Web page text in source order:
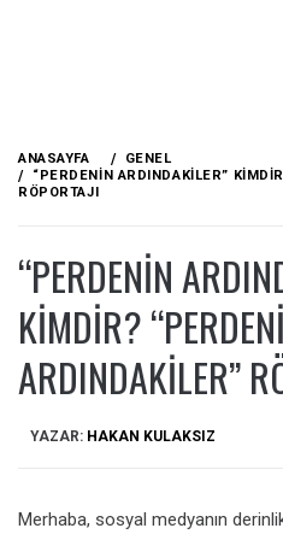
ANASAYFA
GENEL
“PERDENIN ARDINDAKILER”
RÖPORTAJI
“PERDENIN
KIMDIR?
ARDINDAKILER”
YAZAR: HAKAN KULAKSIZ
Merhaba, sosyal medyanın